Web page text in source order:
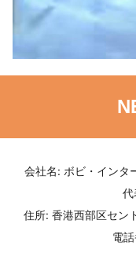
会社名: ボビ・インタ
代
住所: 香港西部区セン
電